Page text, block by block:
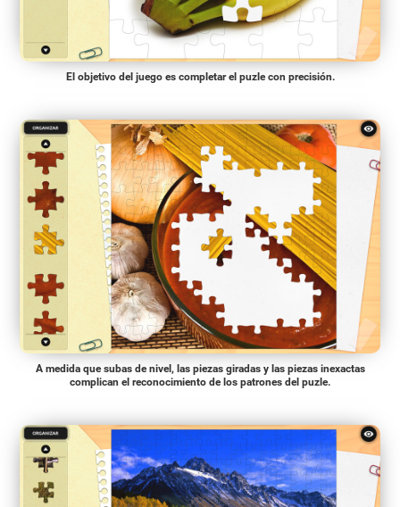
El objetivo del juego es completar el puzle con precisión.
A medida que subas de nivel, las piezas giradas y las piezas inexactas
complican el reconocimiento de los patrones del puzle.